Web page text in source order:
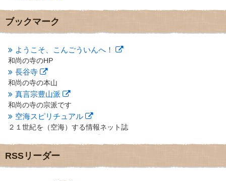
2012年10月(5)
2012年9月
(8)
2012年7月
(10)
2012年6月(14)
2012年5月
2012年4月(16)
2012年3月 (17)
2012年2月(20)
2012年1月(25)
2011年12月(22)
2011年11月(28)
2011年10月(31)
2011年9月(24)
2011年8月(21)
ブックマーク
ようこそ、こんごういんへ！
和尚の寺のHP
長谷寺
和尚の寺の本山
真言宗豊山派
和尚の寺の宗派です
空海スピリチュアル
２１世紀を（空海）する情報ネット誌
地域のライターさんです
小豆島 圓満寺
RSSリーダー